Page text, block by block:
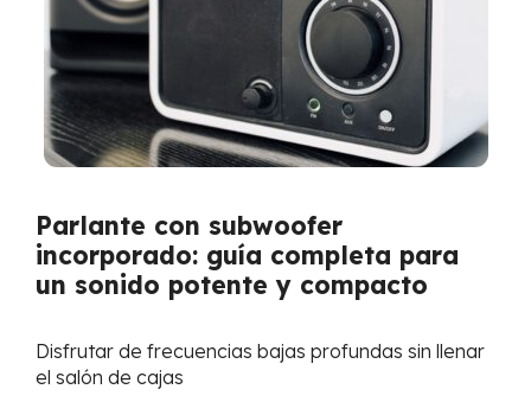
Parlante con subwoofer
incorporado: guía completa para
un sonido potente y compacto
Disfrutar de frecuencias bajas profundas sin llenar
el salón de cajas